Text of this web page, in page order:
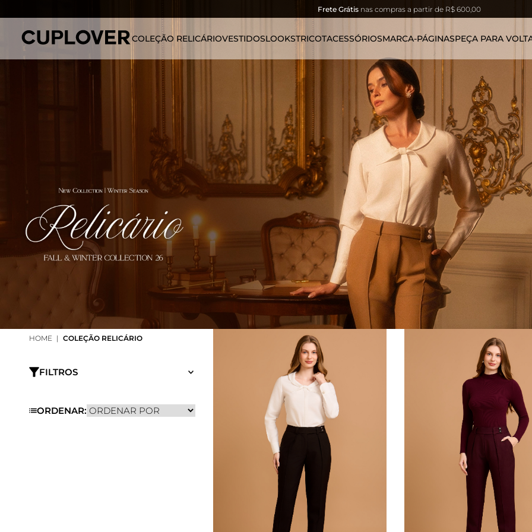
10% OFFna 1ª compra: use o cupomFIRSTCUPLOVER
COLEÇÃO RELICÁRIOVESTIDOSLOOKSTRICOTACESSÓRIOSMARCA-PÁGINASPEÇA PARA
HOME COLEÇÃO RELICÁRIO
FILTROS
ORDENAR: